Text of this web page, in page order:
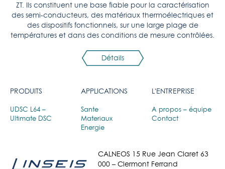
ZT. Ils constituent une base fiable pour la caractérisation
des semi-conducteurs, des matériaux thermoélectriques et
des dispositifs fonctionnels, sur une large plage de
températures et dans des conditions de mesure contrôlées.
Détails
PRODUITS
UDSC L64 –
Ultimate DSC
APPLICATIONS
Sante
Materiaux
Energie
L'ENTREPRISE
A propos – équipe
Contact
CALNEOS 15 Rue Jean Claret 63
000 – Clermont Ferrand